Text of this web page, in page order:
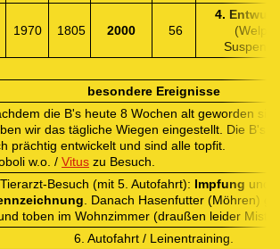
1970 1805 2000 56
4.
besondere Ereignisse
die B's heute 8 Wochen alt geworden
wir das tägliche Wiegen eingestellt. Die B's
prächtig entwickelt und sind alle topfit.
w.o. / Vitus zu Besuch.
Tierarzt-Besuch (mit 5. Autofahrt): Impfung und
. Danach Hasenfutter (Möhren)
toben im Wohnzimmer (draußen leider
6. Autofahrt / Leinentraining.